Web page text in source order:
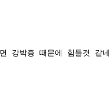
강박증 때문에 힘들것 같